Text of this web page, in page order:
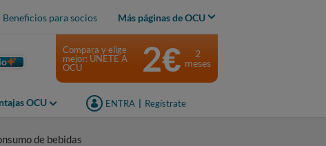
Beneficios para socios Más páginas de OCU
OCU ENTRA Regístrate
Compara y elige
mejor: ÚNETE A
OCU
2€
2
meses
de bebidas